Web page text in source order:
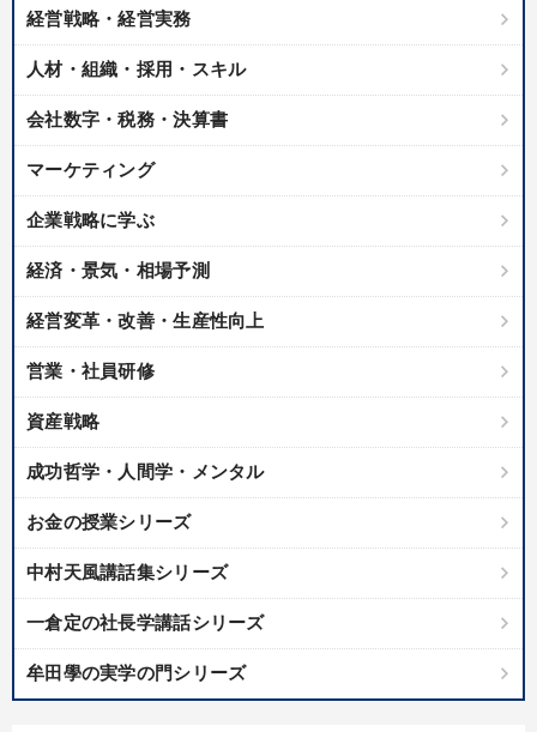
経営戦略・経営実務
人材・組織・採用・スキル
会社数字・税務・決算書
マーケティング
企業戦略に学ぶ
経済・景気・相場予測
経営変革・改善・生産性向上
営業・社員研修
資産戦略
成功哲学・人間学・メンタル
お金の授業シリーズ
中村天風講話集シリーズ
一倉定の社長学講話シリーズ
牟田學の実学の門シリーズ